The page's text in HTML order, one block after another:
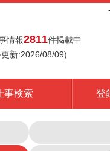
情報2811件掲載中
新:2026/08/09)
事検索 登